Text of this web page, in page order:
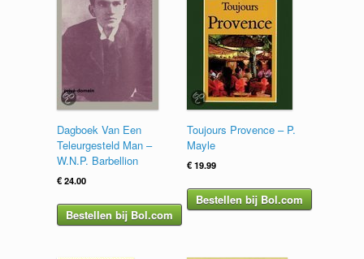
Dagboek Van Een
Teleurgesteld Man –
W.N.P. Barbellion
€24.00
Bestellen bij Bol.com
Toujours Provence – P.
Mayle
€19.99
Bestellen bij Bol.com